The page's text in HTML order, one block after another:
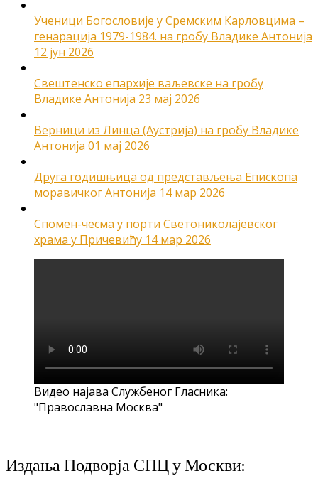
Ученици Богословије у Сремским Карловцима –
генарација 1979-1984. на гробу Владике Антонија
12 јун 2026
Свештенско епархије ваљевске на гробу
Владике Антонија 23 мај 2026
Верници из Линца (Аустрија) на гробу Владике
Антонија 01 мај 2026
Друга годишњица од представљења Епископа
моравичког Антонија 14 мар 2026
Спомен-чесма у порти Светониколајевског
храма у Причевићу 14 мар 2026
Видео најава Службеног Гласника:
"Православна Москва"
Издања Подворја СПЦ у Москви: